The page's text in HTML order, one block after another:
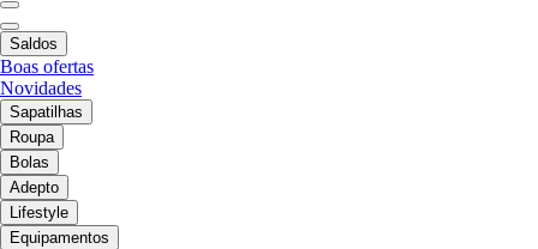
Saldos
Boas ofertas
Novidades
Sapatilhas
Roupa
Bolas
Adepto
Lifestyle
Equipamentos